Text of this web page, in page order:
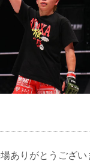
場ありがとうござ